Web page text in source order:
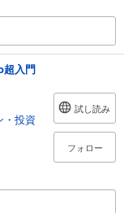
入門
・投資
試し読み
フォロー